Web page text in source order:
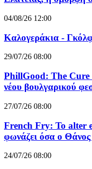
04/08/26 12:00
Καλογεράκια -
29/07/26 08:00
PhillGood: The Cure
νέου βουλγαρικού
27/07/26 08:00
French Fry: Το alter
φωνάζει όσα ο
24/07/26 08:00